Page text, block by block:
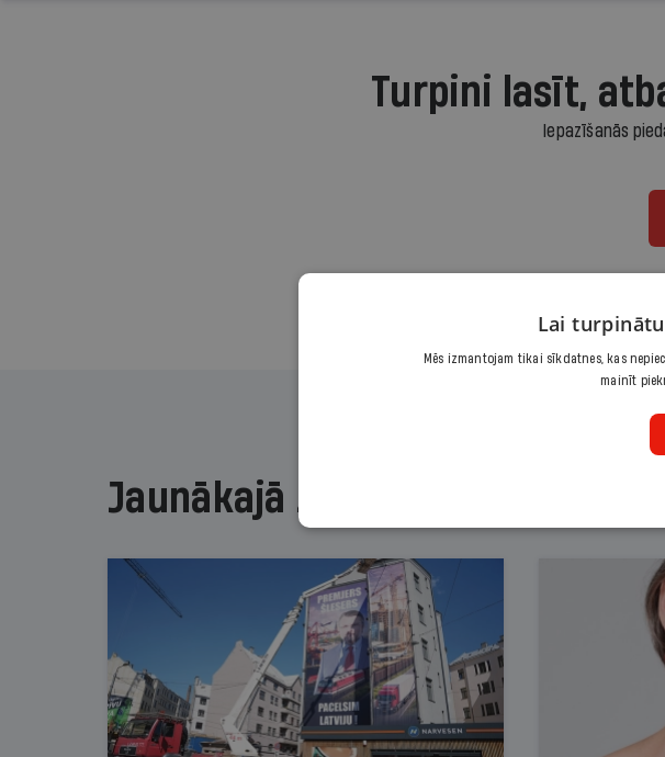
Turpini lasīt,
Iepazīšanās
Jaunākajā žurnālā
Lai
Mēs izmantojam tikai sīkdatnes, kas
mainīt